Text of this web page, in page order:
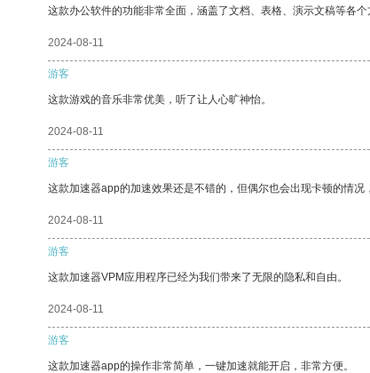
这款办公软件的功能非常全面，涵盖了文档、表格、演示文稿等各
2024-08-11
游客
这款游戏的音乐非常优美，听了让人心旷神怡。
2024-08-11
游客
这款加速器app的加速效果还是不错的，但偶尔也会出现卡顿的情况
2024-08-11
游客
这款加速器VPM应用程序已经为我们带来了无限的隐私和自由。
2024-08-11
游客
这款加速器app的操作非常简单，一键加速就能开启，非常方便。